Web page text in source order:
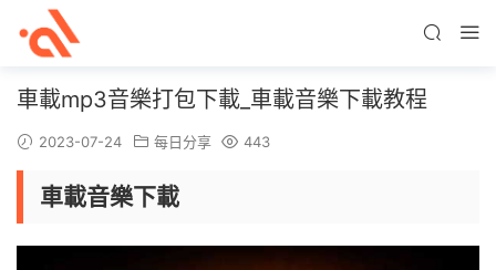
車載mp3音樂打包下載_車載音樂下載教程
2023-07-24 每日分享 443
車載音樂下載